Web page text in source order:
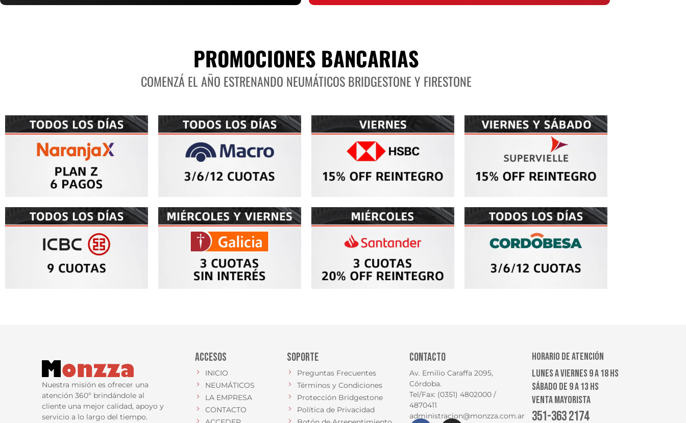
PROMOCIONES BANCARIAS
COMENZÁ EL AÑO ESTRENANDO NEUMÁTICOS BRIDGESTONE Y FIRESTONE
Nuestra misión es ofrecer una
atención 360º brindándole al
cliente una mejor calidad, apoyo y
servicio a lo largo del tiempo.
ACCESOS
INICIO
NEUMÁTICOS
LA EMPRESA
CONTACTO
SOPORTE
Preguntas Frecuentes
Términos y Condiciones
Protección Bridgestone
Política de Privacidad
CONTACTO
Av. Emilio Caraffa 2095,
Córdoba.
Tel/Fax: (0351) 4802000 /
4870411
administracion@monzza.com.ar
HORARIO DE ATENCIÓN
LUNES A VIERNES 9 A 18 HS
SÁBADO DE 9 A 13 HS
VENTA MAYORISTA
351-363 2174